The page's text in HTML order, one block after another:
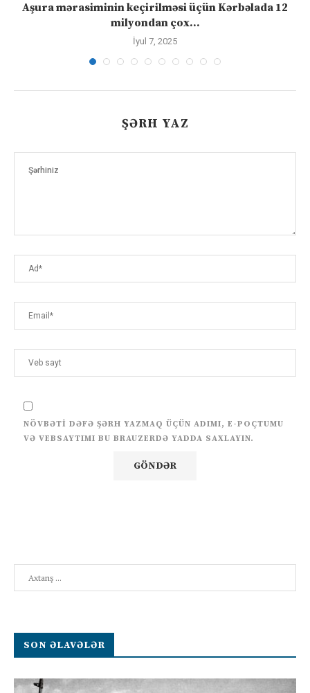
Aşura mərasiminin keçirilməsi üçün Kərbəlada 12
milyondan çox...
İyul 7, 2025
ŞƏRH YAZ
NÖVBƏTI DƏFƏ ŞƏRH YAZMAQ ÜÇÜN ADIMI, E-POÇTUMU
VƏ VEBSAYTIMI BU BRAUZERDƏ YADDA SAXLAYIN.
SON ƏLAVƏLƏR